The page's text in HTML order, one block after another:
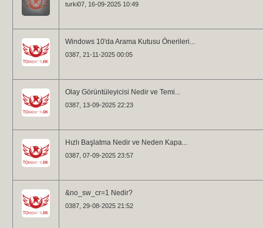
turki07 , 16-09-2025 10:49
Windows 10'da Arama Kutusu Önerileri...
0387 , 21-11-2025 00:05
Olay Görüntüleyicisi Nedir ve Temi...
0387 , 13-09-2025 22:23
Hızlı Başlatma Nedir ve Neden Kapa...
0387 , 07-09-2025 23:57
&no_sw_cr=1 Nedir?
0387 , 29-08-2025 21:52